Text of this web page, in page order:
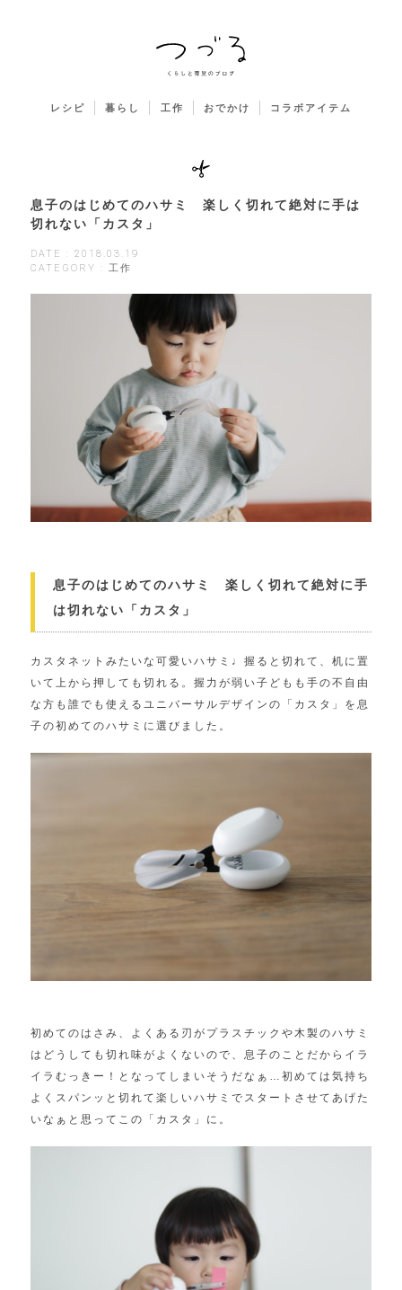
レシピ 暮らし 工作 おでかけ コラボアイテム
息子のはじめてのハサミ 楽しく切れて絶対に手は
切れない「カスタ」
DATE : 2018.03.19
CATEGORY : 工作
息子のはじめてのハサミ 楽しく切れて絶対に手
は切れない「カスタ」
カスタネットみたいな可愛いハサミ♩握ると切れて、 机に置
いて上から押しても切れる。 握力が弱い子どもも手の不自由
な方も誰でも使えるユニバーサルデザインの「カスタ」を息
子の初めてのハサミに選びました。
初めてのはさみ、
よくある刃がプラスチックや木製のハサミ
はどうしても切れ味がよ くないので、息子のことだからイラ
イラむっきー！
となってしまいそうだなぁ…初めては気持ち
よくスパンッと切れて 楽しいハサミでスタートさせてあげた
いなぁと思ってこの「 カスタ」に。